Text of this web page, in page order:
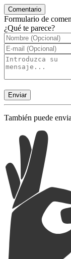
Comentario
Formulario de
¿Qué te parece?
Enviar
También puede